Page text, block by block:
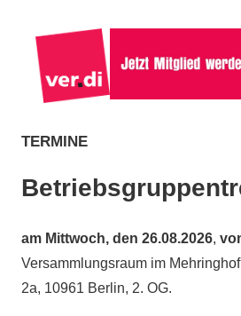
TERMINE
am Mittwoch, den 26.08.2026,
Versammlungsraum im
2a, 10961 Berlin, 2. OG.